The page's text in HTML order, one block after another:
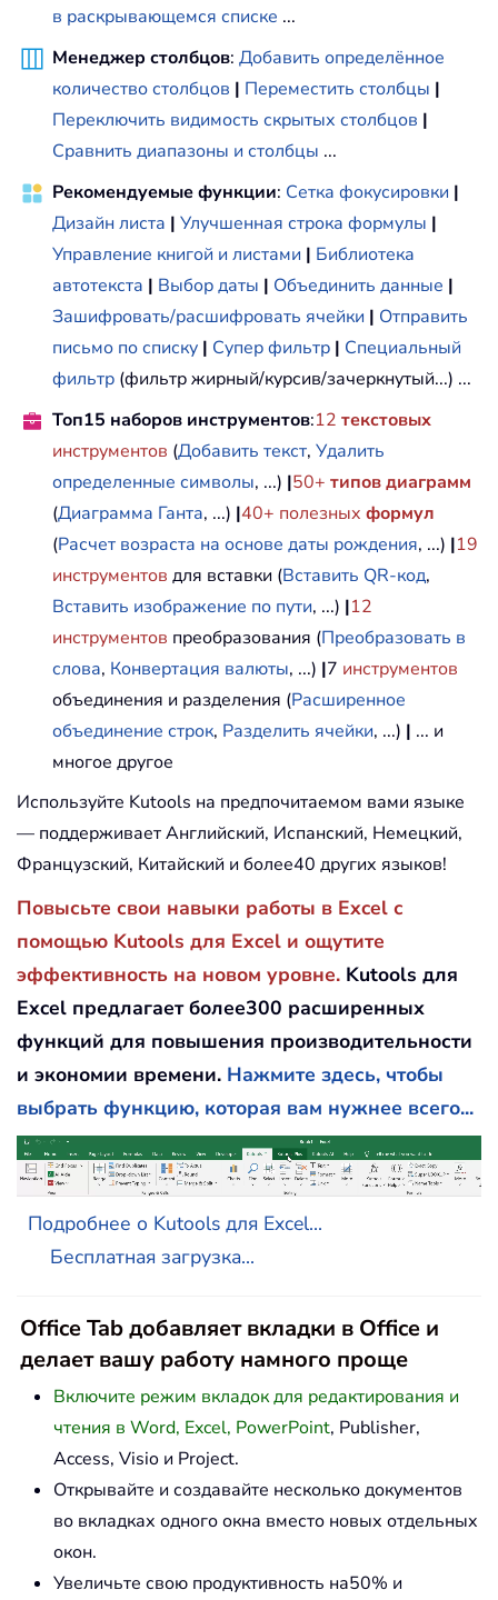
в раскрывающемся списке ...
Менеджер столбцов: Добавить определённое
количество столбцов | Переместить столбцы |
Переключить видимость скрытых столбцов |
Сравнить диапазоны и столбцы ...
Рекомендуемые функции: Сетка фокусировки |
Дизайн листа | Улучшенная строка формулы |
Управление книгой и листами | Библиотека
автотекста | Выбор даты | Объединить данные |
Зашифровать/расшифровать ячейки | Отправить
письмо по списку | Супер фильтр | Специальный
фильтр (фильтр жирный/курсив/зачеркнутый...) ...
Топ15 наборов инструментов:12 текстовых
инструментов (Добавить текст, Удалить
определенные символы, ...) |50+ типов диаграмм
(Диаграмма Ганта, ...) |40+ полезных формул
(Расчет возраста на основе даты рождения, ...) |19
инструментов для вставки (Вставить QR-код,
Вставить изображение по пути, ...) |12
инструментов преобразования (Преобразовать в
слова, Конвертация валюты, ...) |7 инструментов
объединения и разделения (Расширенное
объединение строк, Разделить ячейки, ...) | ... и
многое другое
Используйте Kutools на предпочитаемом вами языке
— поддерживает Английский, Испанский, Немецкий,
Французский, Китайский и более40 других языков!
Повысьте свои навыки работы в Excel с
помощью Kutools для Excel и ощутите
эффективность на новом уровне. Kutools для
Excel предлагает более300 расширенных
функций для повышения производительности
и экономии времени. Нажмите здесь, чтобы
выбрать функцию, которая вам нужнее всего...
Подробнее о Kutools для Excel...
Бесплатная загрузка...
Office Tab добавляет вкладки в Office и
делает вашу работу намного проще
Включите режим вкладок для редактирования и
чтения в Word, Excel, PowerPoint, Publisher,
Access, Visio и Project.
Открывайте и создавайте несколько документов
во вкладках одного окна вместо новых отдельных
окон.
Увеличьте свою продуктивность на50% и